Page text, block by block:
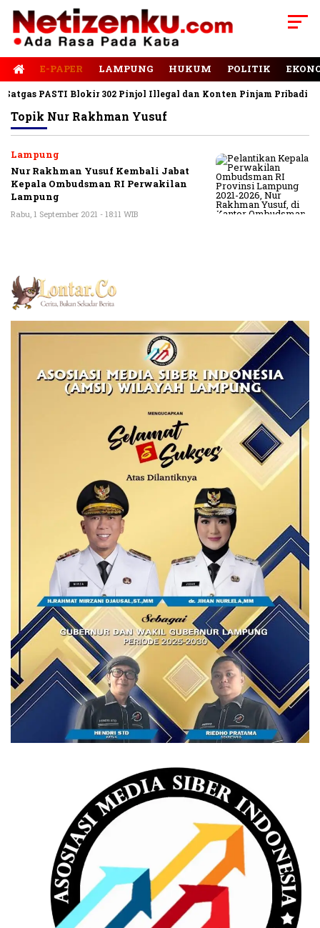
E-PAPER LAMPUNG HUKUM POLITIK
PASTI Blokir 302 Pinjol Illegal dan Konten Pinjam Pribadi
Topik Nur Rakhman Yusuf
Lampung
Nur Rakhman Yusuf Kembali Jabat
Kepala Ombudsman RI Perwakilan
Lampung
Rabu, 1 September 2021 - 18:11 WIB